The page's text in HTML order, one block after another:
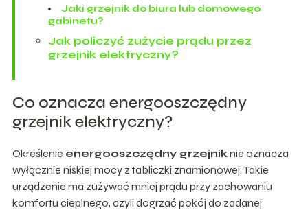
Jaki grzejnik do biura lub domowego
gabinetu?
Jak policzyć zużycie prądu przez
grzejnik elektryczny?
Co oznacza energooszczędny
grzejnik elektryczny?
Określenie energooszczędny grzejniknie oznacza
wyłącznie niskiej mocy z tabliczki znamionowej. Takie
urządzenie ma zużywać mniej prądu przy zachowaniu
komfortu cieplnego, czyli dogrzać pokój do zadanej